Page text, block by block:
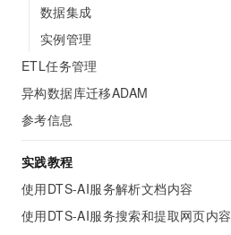
数据集成
实例管理
ETL任务管理
异构数据库迁移ADAM
参考信息
实践教程
使用DTS-AI服务解析文档内容
使用DTS-AI服务搜索和提取网页内容